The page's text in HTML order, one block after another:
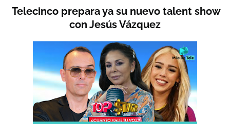
Telecinco prepara ya su nuevo talent show
con Jesús Vázquez